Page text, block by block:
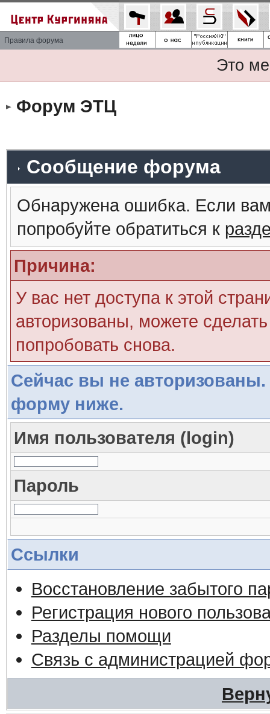
Правила форума
Это
Форум ЭТЦ
Сообщение форума
Обнаружена ошибка. Если
попробуйте обратиться к
Причина:
У вас нет доступа к этой
авторизованы, можете
попробовать снова.
Сейчас вы не авторизованы.
форму ниже.
Имя пользователя (login)
Пароль
Ссылки
Восстановление забытого
Регистрация нового
Разделы помощи
Связь с администрацией